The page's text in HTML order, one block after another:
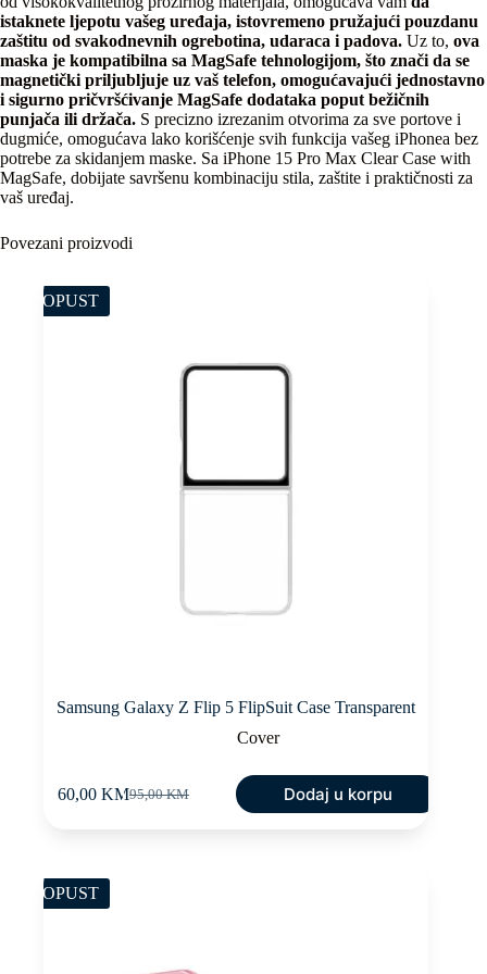
istaknete ljepotu vašeg uređaja, istovremeno pružajući pouzdanu
zaštitu od svakodnevnih ogrebotina, udaraca i padova. Uz to, ova
maska je kompatibilna sa MagSafe tehnologijom, što znači da se
magnetički priljubljuje uz vaš telefon, omogućavajući jednostavno
i sigurno pričvršćivanje MagSafe dodataka poput bežičnih
punjača ili držača. S precizno izrezanim otvorima za sve portove i
dugmiće, omogućava lako korišćenje svih funkcija vašeg iPhonea bez
potrebe za skidanjem maske. Sa iPhone 15 Pro Max Clear Case with
MagSafe, dobijate savršenu kombinaciju stila, zaštite i praktičnosti za
vaš uređaj.
Povezani proizvodi
POPUST
Samsung Galaxy Z Flip 5 FlipSuit Case Transparent
Cover
95,00KM
Original
60,00KMCurrent
Dodaj u korpu
POPUST